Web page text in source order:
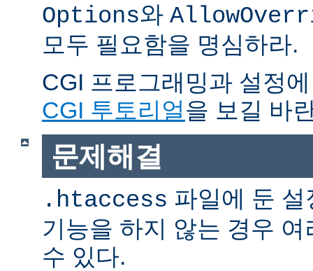
Options와
모두 필요함을 명심하라.
CGI 프로그래밍과 설정
CGI 투토리얼을 보길 바
문제해결
.htaccess 파일에 둔
기능을 하지 않는 경우
수 있다.